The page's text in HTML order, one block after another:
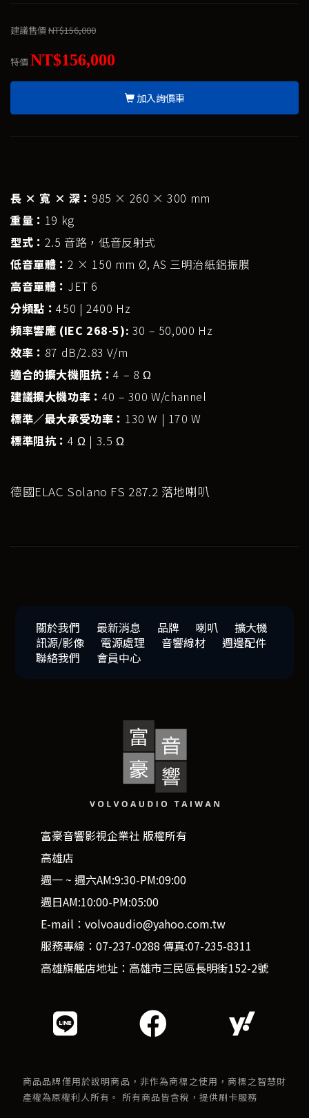
建議售價NT$156,000
特價NT$156,000
加入詢價車
長 × 寬 × 深： 985 × 260 × 300 mm
重量： 19 kg
型式： 2.5 音路，低音反射式
低音單體： 2 × 150 mm Ø, AS 三明治紙鋁振膜
高音單體： JET 6
分頻點：450 | 2400 Hz
頻率響應 (IEC 268-5): 30 – 50,000 Hz
效率： 87 dB/2.83 V/m
適合的擴大機阻抗：4 – 8 Ω
建議擴大機功率： 40 – 300 W/channel
標準／最大承受功率： 130 W | 170 W
標準阻抗： 4 Ω | 3.5 Ω
德國ELAC Solano FS 287.2 落地喇叭
關於我們 最新消息 品牌 喇叭
擴大機
訊源/影像
電源處理 音響線材
週邊配件
聯絡我們
會員中心
富豪音響影視企業社 版權所有
高雄店
週一 ~ 週六AM:9:30-PM:09:00
週日AM:10:00-PM:05:00
E-mail：volvoaudio@yahoo.com.tw
服務專線：07-237-0288 傳真:07-235-8311
高雄旗艦店地址：高雄市三民區長明街152-2號
商品品牌僅用於說明商品，非作為商標之使用，商標之智慧財
產權為原權利人所有。 所有商品皆含稅，提供刷卡服務